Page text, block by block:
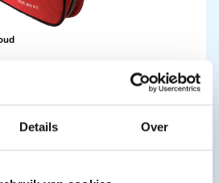
Details Over
Leverbaar